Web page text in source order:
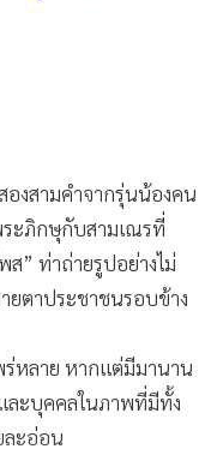
องสามคำจากรุ่นน้องคน
ระภิกษุกับสามเณรที่
ส” ท่าถ่ายรูปอย่างไม่
ยตาประชาชนรอบข้าง
ร่หลาย หากแต่มีมานาน
ะบุคคลในภาพที่มีทั้ง
ละอ่อน